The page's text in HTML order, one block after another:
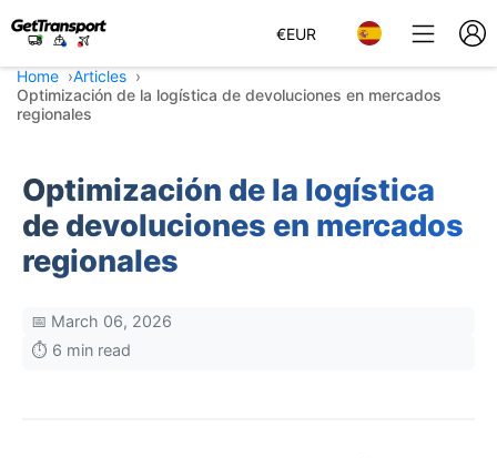
€EUR
Home
Articles
Optimización de la logística de devoluciones en mercados
regionales
Optimización de la logística
de devoluciones en mercados
regionales
📅 March 06, 2026
⏱️ 6 min read